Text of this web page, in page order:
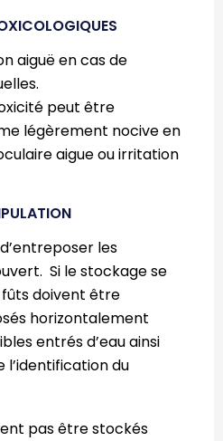
aiguë en cas de
peut être
légèrement nocive en
aigue ou irritation
les
Si le stockage se
fûts doivent être
horizontalement
entrés d’eau ainsi
l’identification du
pas être stockés